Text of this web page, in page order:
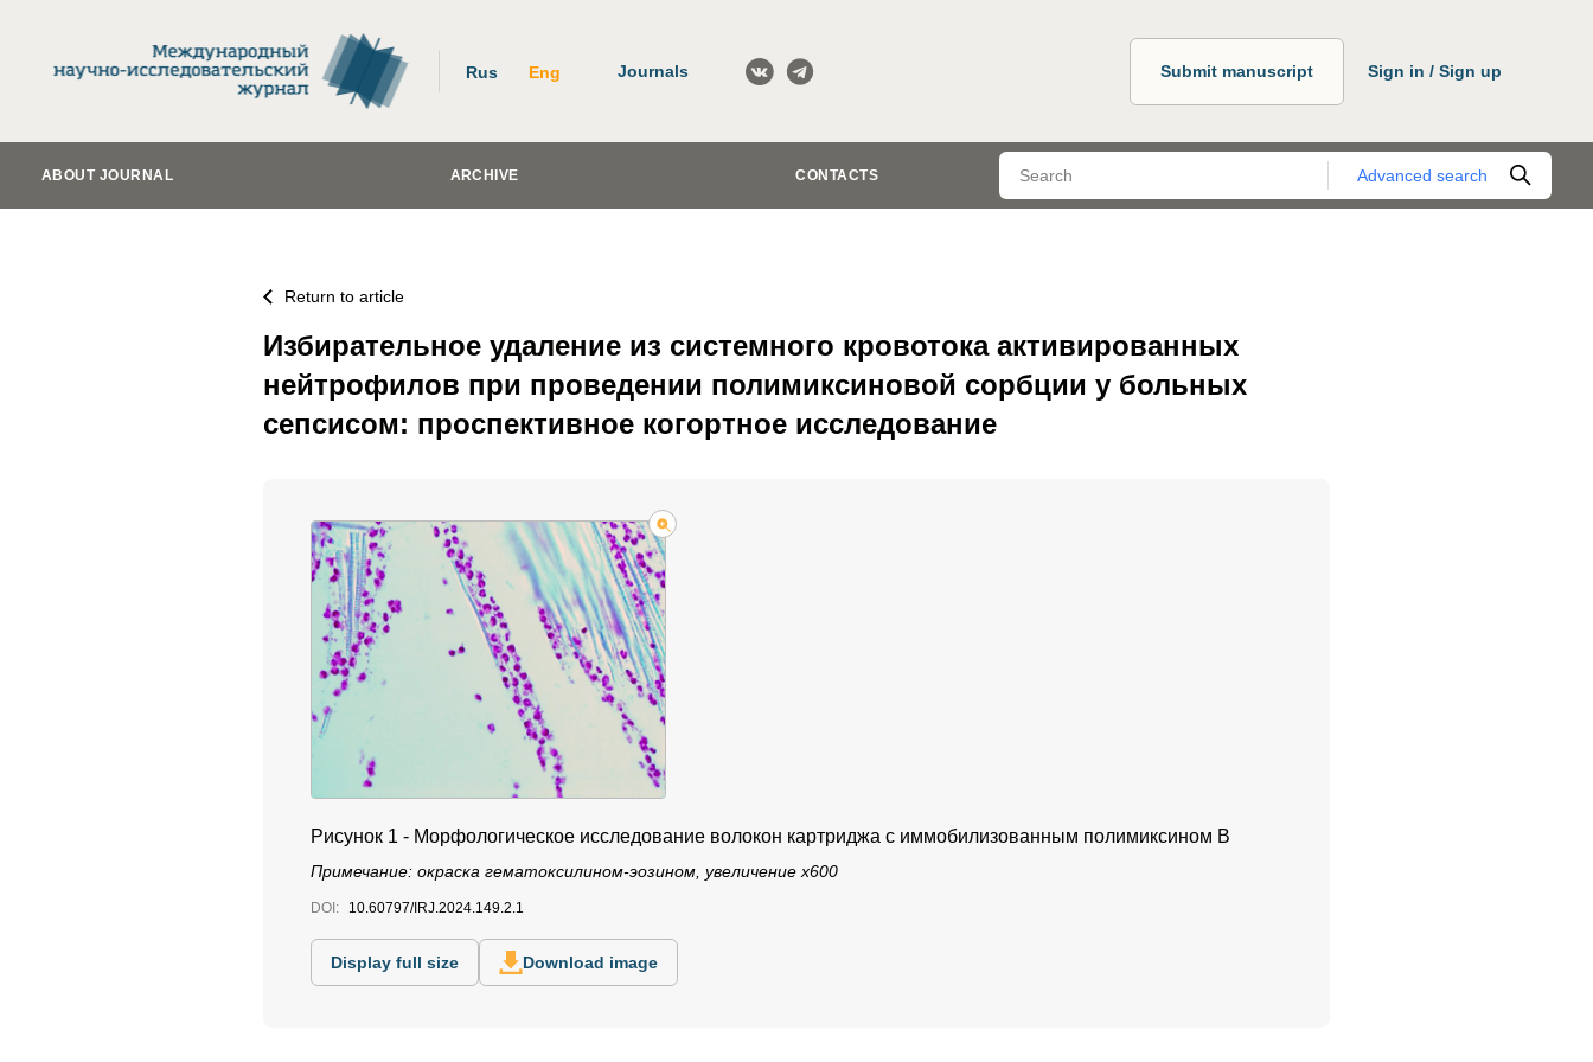
Rus Eng Journals Submit manuscript Sign in / Sign up
ABOUT JOURNAL ARCHIVE CONTACTS Advanced search
Return to article
Избирательное удаление из системного кровотока активированных
нейтрофилов при проведении полимиксиновой сорбции у больных
сепсисом: проспективное когортное исследование
Рисунок 1 - Морфологическое исследование волокон картриджа с иммобилизованным полимиксином В
Примечание: окраска гематоксилином-эозином, увеличение х600
DOI: 10.60797/IRJ.2024.149.2.1
Display full size Download image